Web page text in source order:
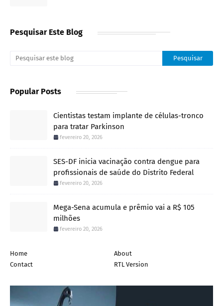
Pesquisar Este Blog
Popular Posts
Cientistas testam implante de células-tronco
para tratar Parkinson
fevereiro 20, 2026
SES-DF inicia vacinação contra dengue para
profissionais de saúde do Distrito Federal
fevereiro 20, 2026
Mega-Sena acumula e prêmio vai a R$ 105
milhões
fevereiro 20, 2026
Home
About
Contact
RTL Version